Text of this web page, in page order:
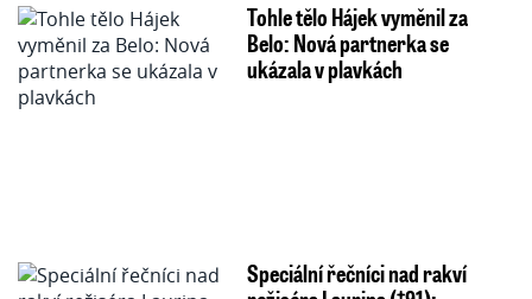
Tohle tělo Hájek vyměnil za
Belo: Nová partnerka se
ukázala v plavkách
Speciální řečníci nad rakví